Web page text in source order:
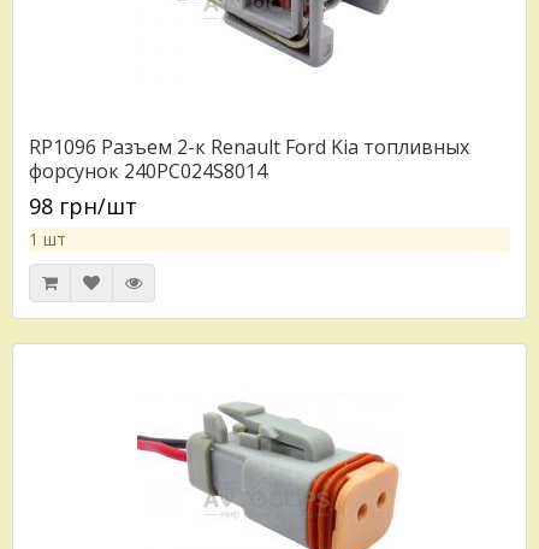
RP1096 Разъем 2-к Renаult Ford Kiа топливных
форсунок 240PC024S8014
98 грн/шт
1 шт